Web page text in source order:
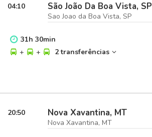
04:10 São João Da Boa Vista, SP
Sao Joao da Boa Vista, SP
31h 30min
+
+ 2 transferências
20:50 Nova Xavantina, MT
Nova Xavantina, MT